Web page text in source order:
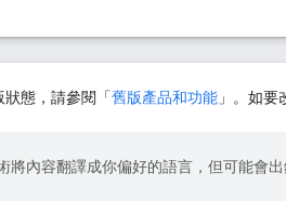
狀態，請參閱「舊版產品和功能 」。如要
將內容翻譯成你偏好的語言，但可能會出